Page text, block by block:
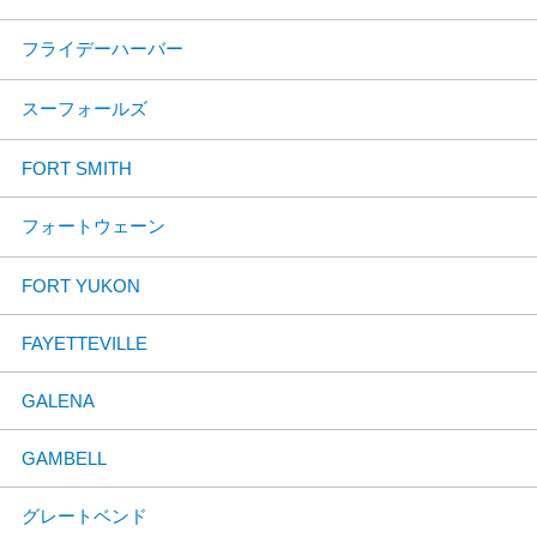
フライデーハーバー
スーフォールズ
FORT SMITH
フォートウェーン
FORT YUKON
FAYETTEVILLE
GALENA
GAMBELL
グレートベンド